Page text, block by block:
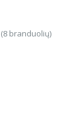
branduolių)